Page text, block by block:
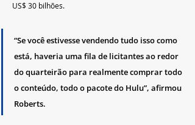
US$ 30 bilhões.
“Se você estivesse vendendo tudo isso como
está, haveria uma fila de licitantes ao redor
do quarteirão para realmente comprar todo
o conteúdo, todo o pacote do Hulu”, afirmou
Roberts.